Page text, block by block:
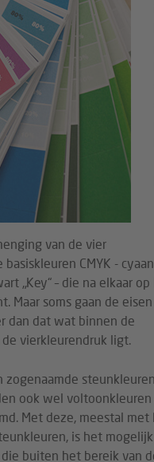
van de vier
CMYK -
„Key“ – die na elkaar
Maar soms gaan de
dan dat wat binnen de
vierkleurendruk ligt.
zogenaamde
ook wel
Met deze, meestal met
is het
buiten het bereik van